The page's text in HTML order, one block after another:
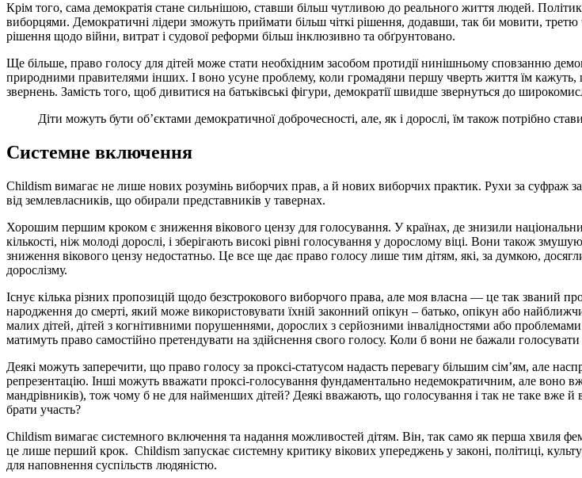
Крім того, сама демократія стане сильнішою, ставши більш чутливою до реального життя людей.
виборцями. Демократичні лідери зможуть приймати більш чіткі рішення, додавши, так би мовити,
рішення щодо війни, витрат і судової реформи більш інклюзивно та обґрунтовано.
Ще більше, право голосу для дітей може стати необхідним засобом протидії нинішньому сповзанню
природними правителями інших. І воно усуне проблему, коли громадяни першу чверть життя їм
звернень. Замість того, щоб дивитися на батьківські фігури, демократії швидше звернуться до
Діти можуть бути об’єктами демократичної доброчесності, але, як і дорослі, їм також потрібно
Системне включення
Childism вимагає не лише нових розумінь виборчих прав, а й нових виборчих практик. Рухи за
від землевласників, що обирали представників у тавернах.
Хорошим першим кроком є зниження вікового цензу для голосування. У країнах, де знизили
кількості, ніж молоді дорослі, і зберігають високі рівні голосування у дорослому віці. Вони також
зниження вікового цензу недостатньо. Це все ще дає право голосу лише тим дітям, які, за думкою,
дорослізму.
Існує кілька різних пропозицій щодо безстрокового виборчого права, але моя власна — це так званий
народження до смерті, який може використовувати їхній законний опікун – батько, опікун або
малих дітей, дітей з когнітивними порушеннями, дорослих з серйозними інвалідностями або
матимуть право самостійно претендувати на здійснення свого голосу. Коли б вони не бажали
Деякі можуть заперечити, що право голосу за проксі-статусом надасть перевагу більшим сім’ям, але
репрезентацію. Інші можуть вважати проксі-голосування фундаментально недемократичним, але воно
мандрівників), тож чому б не для найменших дітей? Деякі вважають, що голосування і так не таке вже
брати участь?
Childism вимагає системного включення та надання можливостей дітям. Він, так само як перша хвиля
це лише перший крок. Childism запускає системну критику вікових упереджень у законі, політиці,
для наповнення суспільств людяністю.